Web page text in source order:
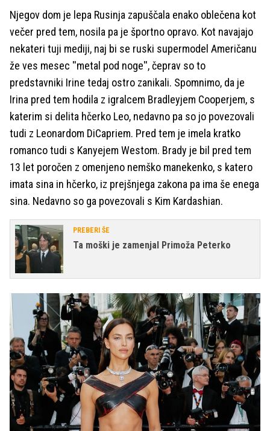
Njegov dom je lepa Rusinja zapuščala enako oblečena kot
večer pred tem, nosila pa je športno opravo. Kot navajajo
nekateri tuji mediji, naj bi se ruski supermodel Američanu
že ves mesec ''metal pod noge'', čeprav so to
predstavniki Irine tedaj ostro zanikali. Spomnimo, da je
Irina pred tem hodila z igralcem Bradleyjem Cooperjem, s
katerim si delita hčerko Leo, nedavno pa so jo povezovali
tudi z Leonardom DiCapriem. Pred tem je imela kratko
romanco tudi s Kanyejem Westom. Brady je bil pred tem
13 let poročen z omenjeno nemško manekenko, s katero
imata sina in hčerko, iz prejšnjega zakona pa ima še enega
sina. Nedavno so ga povezovali s Kim Kardashian.
PREBERI ŠE
Ta moški je zamenjal Primoža Peterko